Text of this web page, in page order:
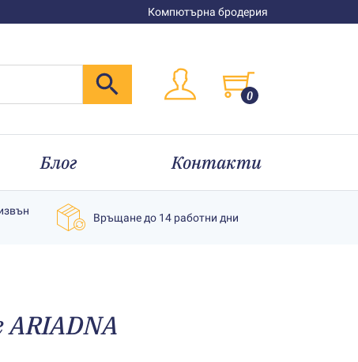
Компютърна бродерия
0
Блог Контакти
Връщане до 14 работни дни